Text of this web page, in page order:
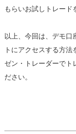
もらいお試しトレード
以上、今回は、デモ口
トにアクセスする方法
ゼン・トレーダーでト
ださい。